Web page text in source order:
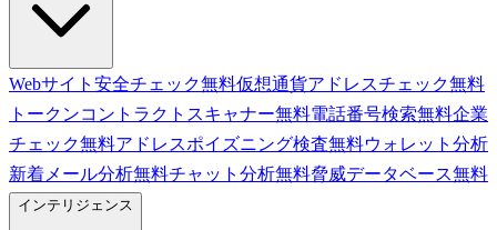
Webサイト安全チェック無料仮想通貨アドレスチェック無料
トークンコントラクトスキャナー無料電話番号検索無料企業
チェック無料アドレスポイズニング検査無料ウォレット分析
新着 メール分析無料チャット分析無料脅威データベース無料
インテリジェンス